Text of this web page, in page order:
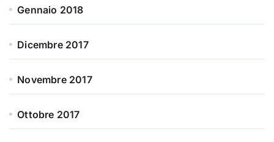
Gennaio 2018
Dicembre 2017
Novembre 2017
Ottobre 2017